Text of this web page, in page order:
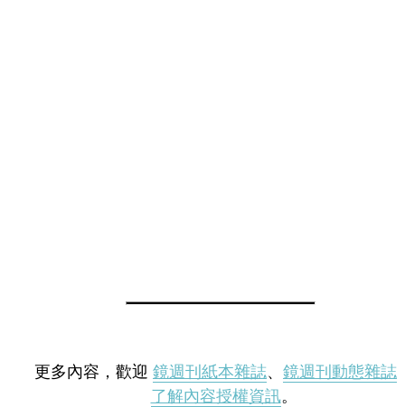
更多內容，歡迎 鏡週刊紙本雜誌、 鏡週刊動態雜誌
了解內容授權資訊。